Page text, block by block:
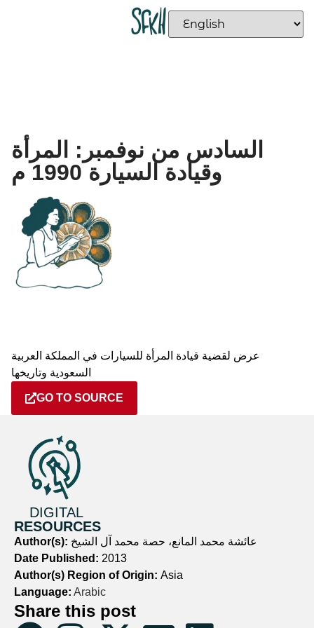
السادس من نوفمبر: المرأة
وقيادة السيارة 1990 م
عرض لقضية قيادة المرأة للسيارات في المملكة العربية
السعودية وتاريخها
GO TO SOURCE
DIGITAL
RESOURCES
Author(s): عائشة محمد المانع، حصة محمد آل الشيخ
Date Published: 2013
Author(s) Region of Origin: Asia
Language: Arabic
Share this post